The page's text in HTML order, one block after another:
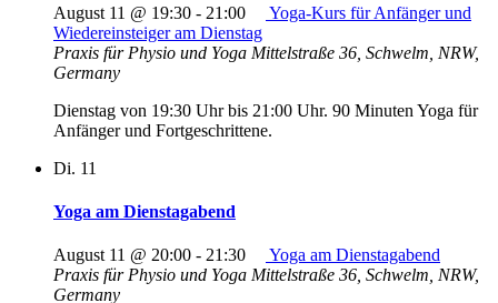
August 11 @ 19:30 - 21:00
Yoga-Kurs für Anfänger und
Wiedereinsteiger am Dienstag
Praxis für Physio und Yoga Mittelstraße 36, Schwelm, NRW,
Germany
Dienstag von 19:30 Uhr bis 21:00 Uhr. 90 Minuten Yoga für
Anfänger und Fortgeschrittene.
Di. 11
Yoga am Dienstagabend
August 11 @ 20:00 - 21:30
Yoga am Dienstagabend
Praxis für Physio und Yoga Mittelstraße 36, Schwelm, NRW,
Germany